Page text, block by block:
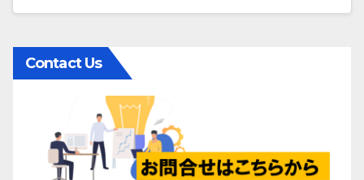
Contact Us